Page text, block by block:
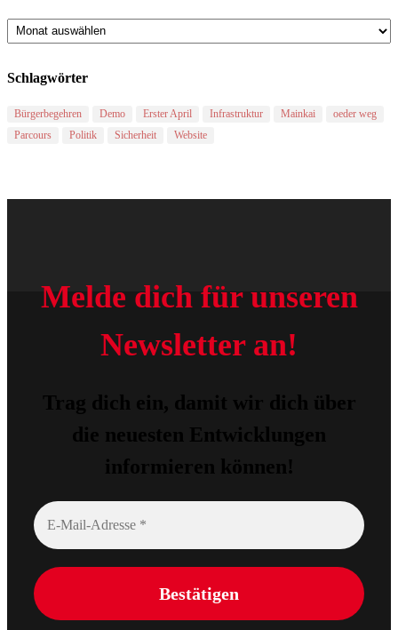
Archiv
Schlagwörter
Bürgerbegehren Demo Erster April Infrastruktur Mainkai
oeder weg
Parcours
Politik Sicherheit Website
Melde dich für unseren
Newsletter an!